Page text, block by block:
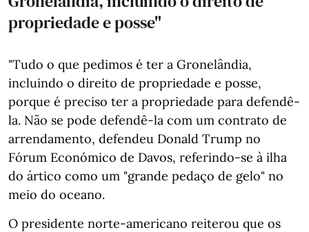
propriedade e posse"
"Tudo o que pedimos é ter a Gronelândia,
incluindo o direito de propriedade e posse,
porque é preciso ter a propriedade para defendê-
la. Não se pode defendê-la com um contrato de
arrendamento, defendeu Donald Trump no
Fórum Económico de Davos, referindo-se à ilha
do ártico como um "grande pedaço de gelo" no
meio do oceano.
O presidente norte-americano reiterou que os